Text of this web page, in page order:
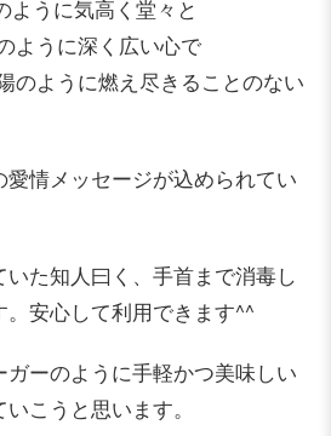
うに気高く堂々と
うに深く広い心で
に燃え尽きることのない
愛情メッセージが込められてい
た知人曰く、手首まで消毒し
安心して利用できます^^
ーのように手軽かつ美味しい
こうと思います。